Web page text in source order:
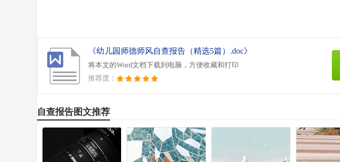
《幼儿园师德师风自查报告（精选5篇）.doc》
将本文的Word文档下载到电脑，方便收藏和打印
推荐度：
自查报告图文推荐